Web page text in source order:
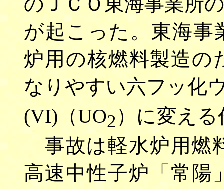
が起こった。東海事
炉用の核燃料製造の
なりやすい六フッ化
(VI)（UO2）に変え
事故は軽水炉用燃
高速中性子炉「常陽